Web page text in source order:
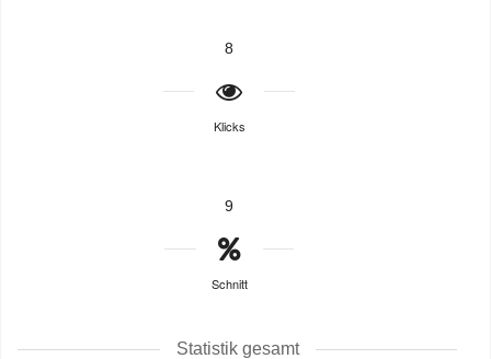
8
Klicks
9
Schnitt
Statistik gesamt